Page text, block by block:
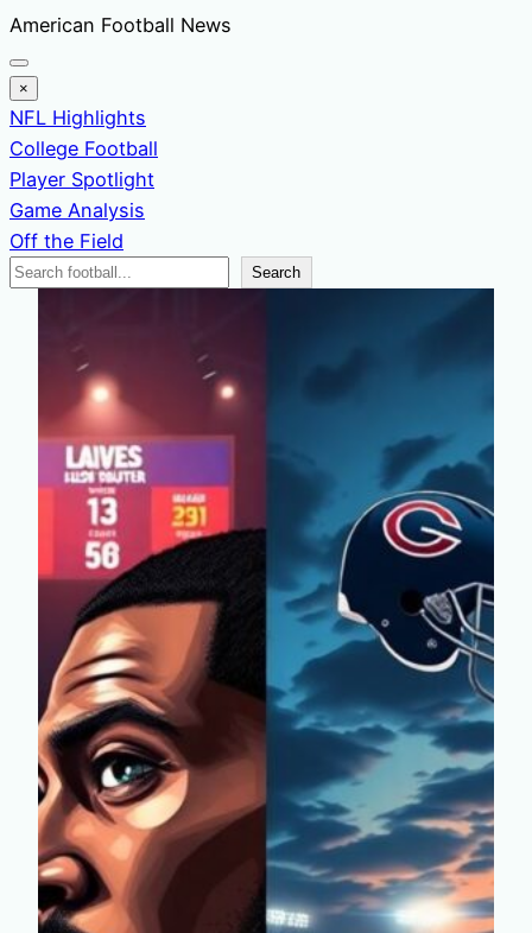
Skip
to
content
American Football News
×
NFL Highlights
College Football
Player Spotlight
Game Analysis
Off the Field
Search
Search